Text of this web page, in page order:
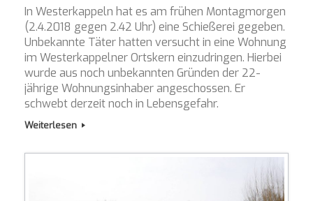
In Westerkappeln hat es am frühen Montagmorgen
(2.4.2018 gegen 2.42 Uhr) eine Schießerei gegeben.
Unbekannte Täter hatten versucht in eine Wohnung
im Westerkappelner Ortskern einzudringen. Hierbei
wurde aus noch unbekannten Gründen der 22-
jährige Wohnungsinhaber angeschossen. Er
schwebt derzeit noch in Lebensgefahr.
Weiterlesen